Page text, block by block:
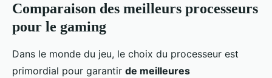
Comparaison des meilleurs processeurs
pour le gaming
Dans le monde du jeu, le choix du processeur est
primordial pour garantir de meilleures